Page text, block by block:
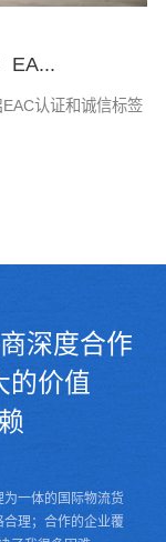
EA...
认证和诚信标签
深度合作
的价值
一体的国际物流货
理；合作的企业覆